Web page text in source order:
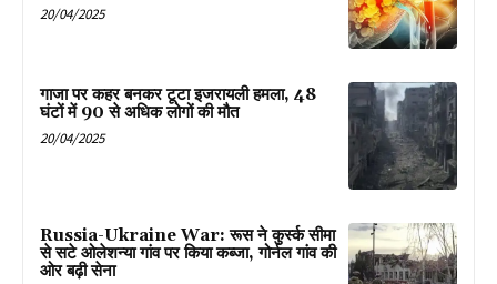
20/04/2025
गाजा पर कहर बनकर टूटा इजरायली हमला, 48
घंटों में 90 से अधिक लोगों की मौत
20/04/2025
Russia-Ukraine War: रूस ने कुर्स्क सीमा
से सटे ओलेशन्या गांव पर किया कब्जा, गोर्नल गांव की
ओर बढ़ी सेना